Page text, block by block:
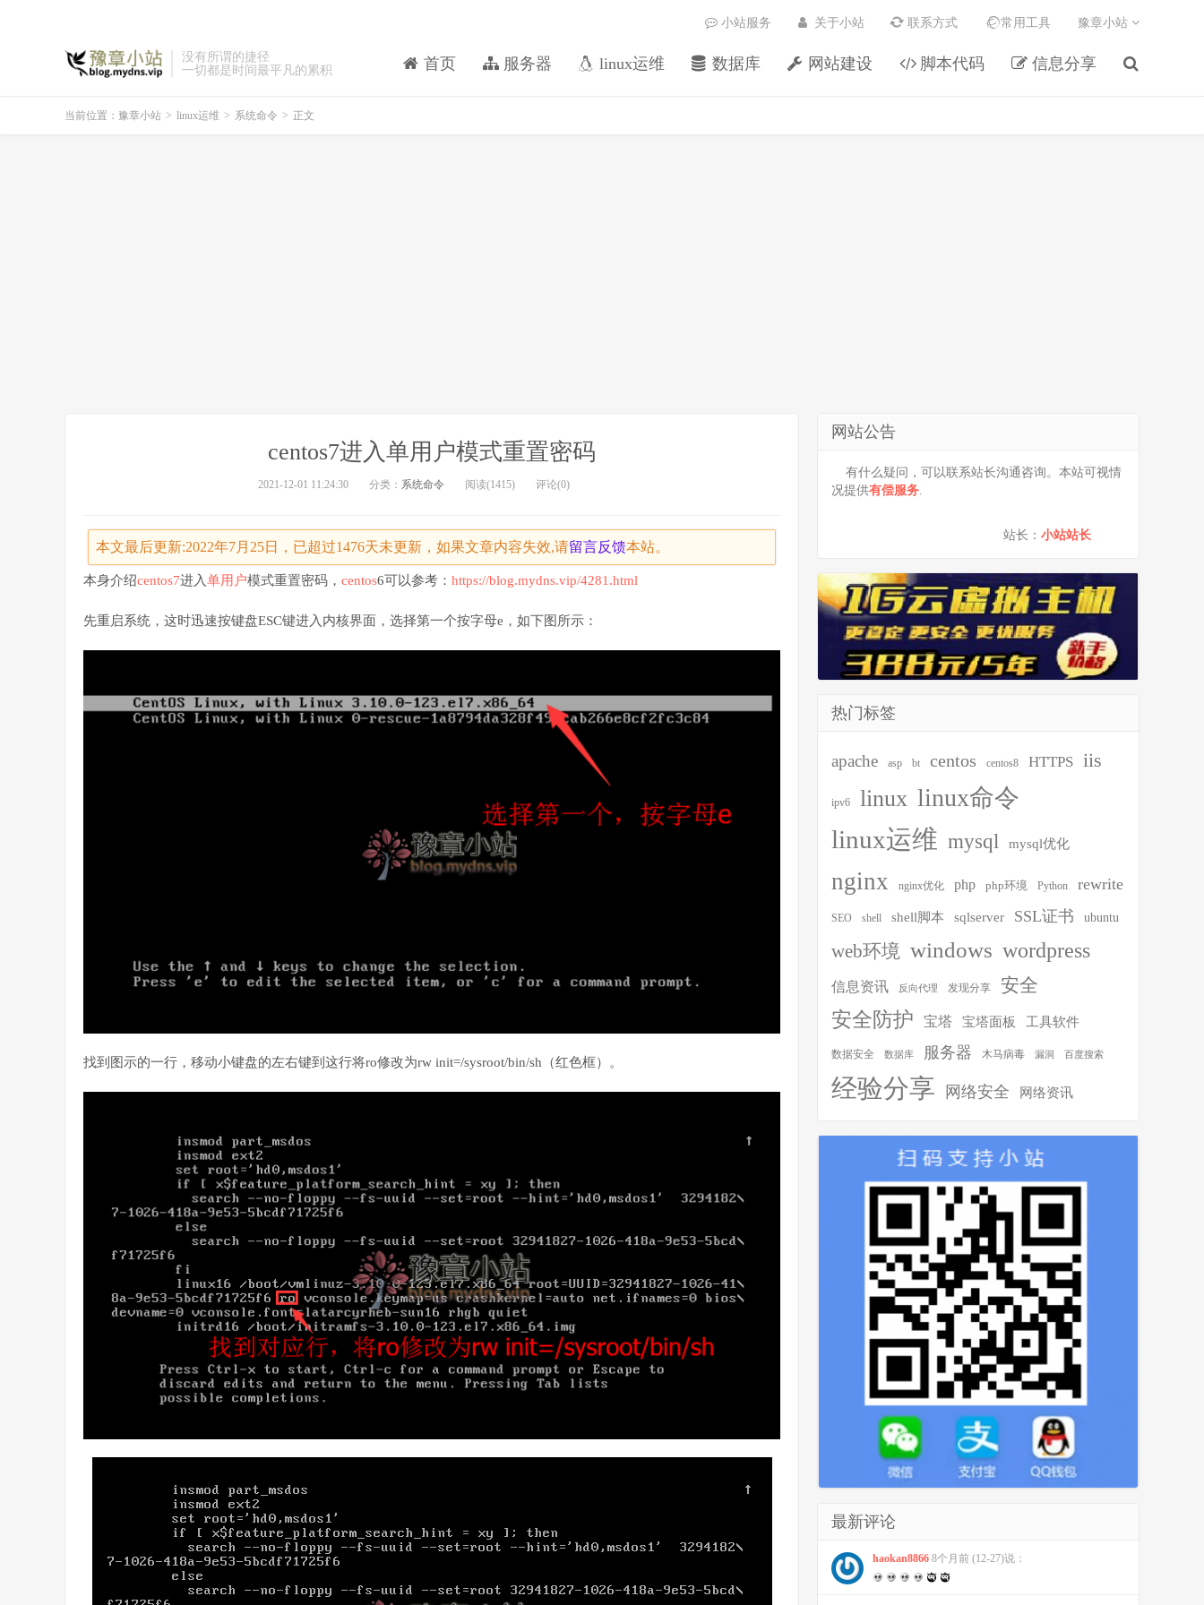
没有所谓的捷径
一切都是时间最平凡的累积
首页 服务器 linux运维 数据库 网站建设 脚本代码 信息分享
小站服务 关于小站 联系方式 常用工具 豫章小站
当前位置： 豫章小站 > linux运维 > 系统命令 > 正文
centos7进入单用户模式重置密码
2021-12-01 11:24:30 分类： 系统命令 阅读(1415) 评论(0)
本文最后更新:2022年7月25日，已超过1476天未更新，如果文章内容失效,请留言反馈本站。
本身介绍centos7进入单用户模式重置密码， centos6可以参考： https://blog.mydns.vip/4281.html
先重启系统，这时迅速按键盘ESC键进入内核界面，选择第一个按字母e，如下图所示：
找到图示的一行，移动小键盘的左右键到这行将ro修改为rw init=/sysroot/bin/sh（红色框）。
网站公告
有什么疑问，可以联系站长沟通咨询。本站可视情
况提供有偿服务.
站长： 小站站长
热门标签
apache asp bt centos centos8 HTTPS iis
ipv6 linux linux命令
linux运维 mysql mysql优化
nginx nginx优化 php php环境 Python rewrite
SEO shell shell脚本 sqlserver SSL证书 ubuntu
web环境 windows wordpress
信息资讯 反向代理 发现分享 安全
安全防护 宝塔 宝塔面板 工具软件
数据安全 数据库 服务器 木马病毒 漏洞 百度搜索
经验分享 网络安全 网络资讯
最新评论
haokan8866 8个月前 (12-27)说：